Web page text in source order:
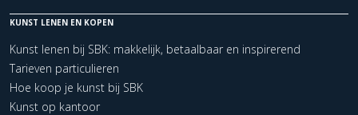
KUNST LENEN EN KOPEN
Kunst lenen bij SBK: makkelijk, betaalbaar en inspirerend
Tarieven particulieren
Hoe koop je kunst bij SBK
Kunst op kantoor